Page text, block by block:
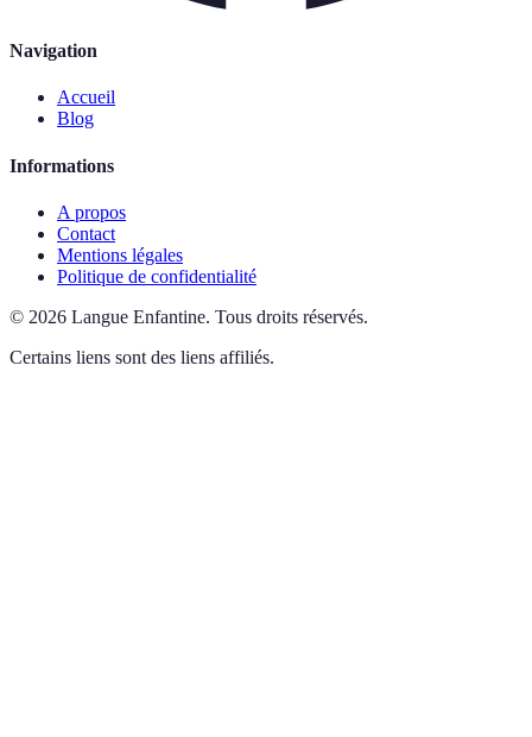
Navigation
Accueil
Blog
Informations
A propos
Contact
Mentions légales
Politique de confidentialité
© 2026 Langue Enfantine. Tous droits réservés.
Certains liens sont des liens affiliés.